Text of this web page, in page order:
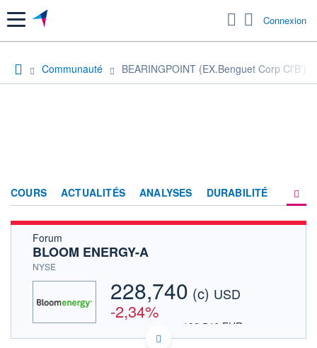
Menu Connexion
Communauté BEARINGPOINT (EX.Benguet Corp Cl'B')
COURS ACTUALITÉS ANALYSES DURABILITÉ
PRODUITS DE BOURSE
HISTORIQUE
Forum
BLOOM ENERGY-A
NYSE
228,740 (c) USD
-2,34%
198,546 EUR